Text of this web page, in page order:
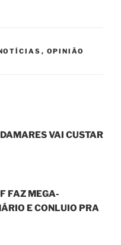
, OPINIÃO
VAI CUSTAR
FAZ MEGA-
E CONLUIO PRA